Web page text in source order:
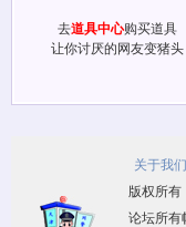
去道具中心购买道具
让你讨厌的网友变猪头
关于我们
版权所有
论坛所有